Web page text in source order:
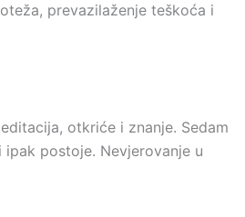
prevazilaženje teškoća i
otkriće i znanje. Sedam
postoje. Nevjerovanje u